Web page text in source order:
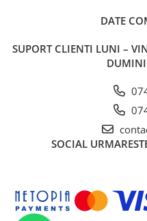
LED Omologat RAR
Compresoare portabile
Intretinere baterie si sisteme
Vopsitorie
Restaurare Faruri
DATE
SUPORT CLIENTI LUNI –
SOCIAL